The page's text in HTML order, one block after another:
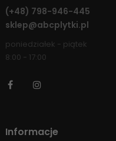
(+48) 798-946-445
sklep@abcplytki.pl
poniedziałek - piątek
8:00 - 17:00
Facebook
Informacje